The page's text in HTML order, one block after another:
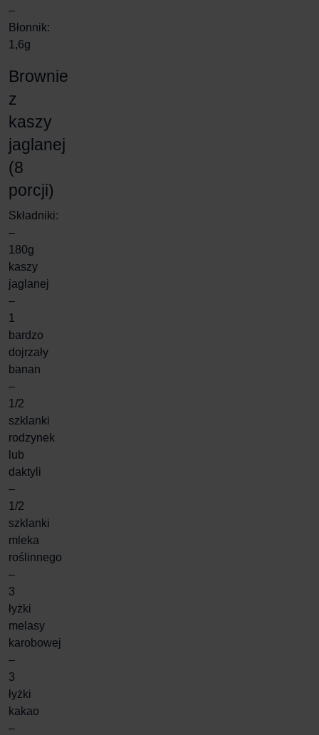
–
Błonnik:
1,6g
Brownie
z
kaszy
jaglanej
(8
porcji)
Składniki:
–
180g
kaszy
jaglanej
–
1
bardzo
dojrzały
banan
–
1/2
szklanki
rodzynek
lub
daktyli
–
1/2
szklanki
mleka
roślinnego
–
3
łyżki
melasy
karobowej
–
3
łyżki
kakao
–